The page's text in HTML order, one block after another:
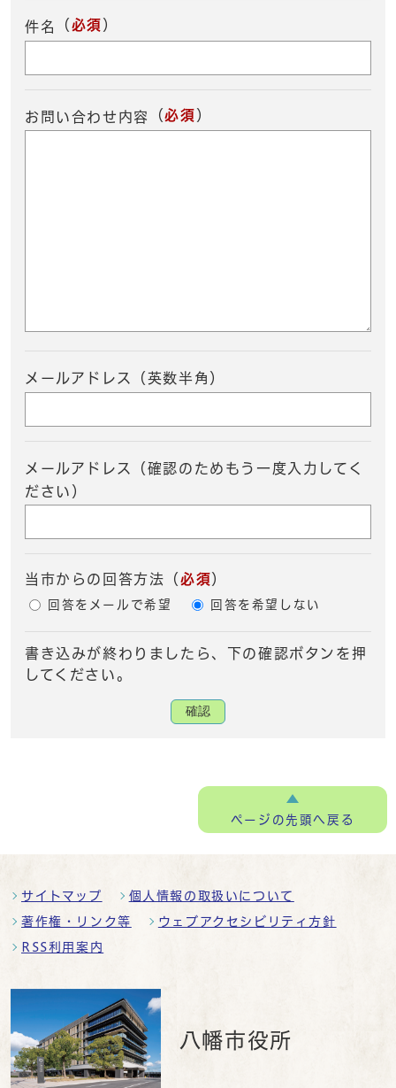
件名 （ 必須 ）
お問い合わせ内容 （必須 ）
メールアドレス（英数半角）
メールアドレス（確認のためもう一度入力してく
ださい）
当市からの回答方法 （ 必須）
回答をメールで希望 回答を希望しない
書き込みが終わりましたら、下の確認ボタンを押
してください。
確認
ページの先頭へ戻る
サイトマップ 個人情報の取扱いについて
著作権・リンク等 ウェブアクセシビリティ方針
RSS利用案内
八幡市役所